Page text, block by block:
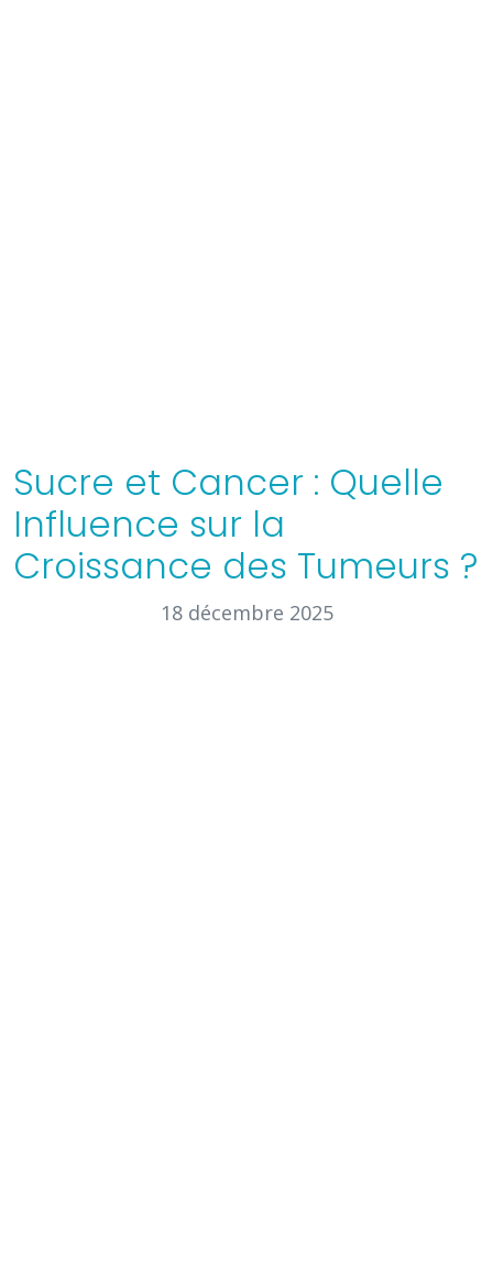
Sucre et Cancer : Quelle
Influence sur la
Croissance des Tumeurs ?
18 décembre 2025